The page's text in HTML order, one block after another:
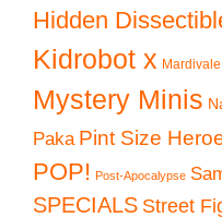
Hidden
Kidrobot x Mardivale
Mystery Minis
Paka Pint Size
POP! Post-Apocalypse
SPECIALS Street